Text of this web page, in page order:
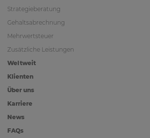
Strategieberatung
Gehaltsabrechnung
Mehrwertsteuer
Zusätzliche Leistungen
Weltweit
Klienten
Über uns
Karriere
News
FAQs